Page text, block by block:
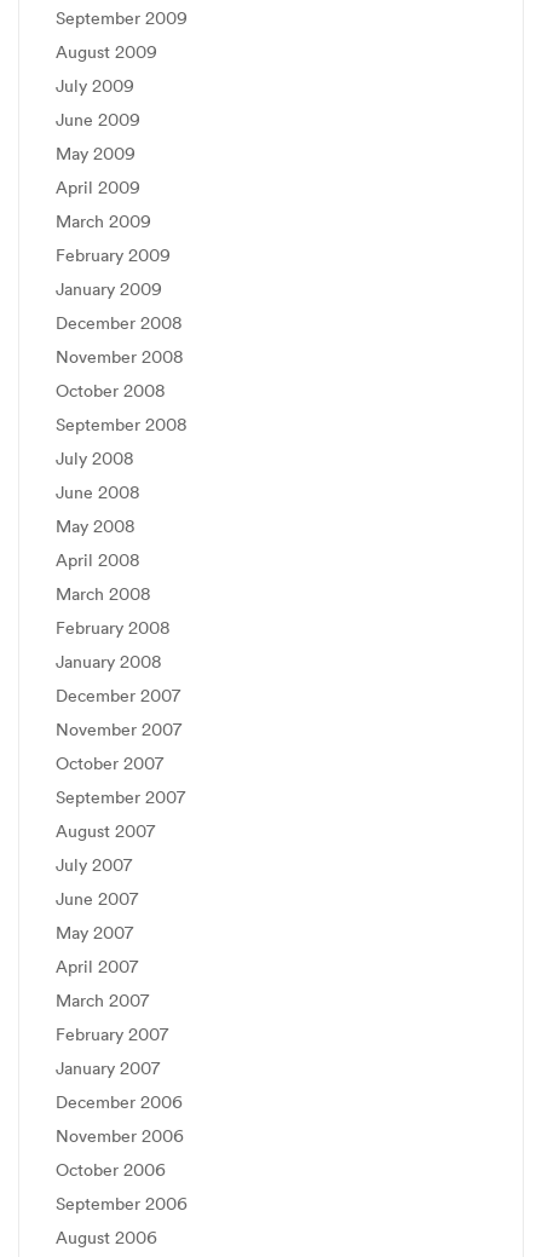
September 2009
August 2009
July 2009
June 2009
May 2009
April 2009
March 2009
February 2009
January 2009
December 2008
November 2008
October 2008
September 2008
July 2008
June 2008
May 2008
April 2008
March 2008
February 2008
January 2008
December 2007
November 2007
October 2007
September 2007
August 2007
July 2007
June 2007
May 2007
April 2007
March 2007
February 2007
January 2007
December 2006
November 2006
October 2006
September 2006
August 2006